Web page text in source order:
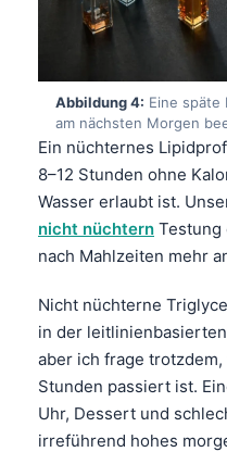
Abbildung 4: Eine späte
am nächsten Morgen
Ein nüchternes
8–12 Stunden ohne
Wasser erlaubt ist.
nicht nüchtern Testung
nach Mahlzeiten mehr
Nicht nüchterne
in der
aber ich frage
Stunden passiert ist.
Uhr, Dessert und
irreführend hohes